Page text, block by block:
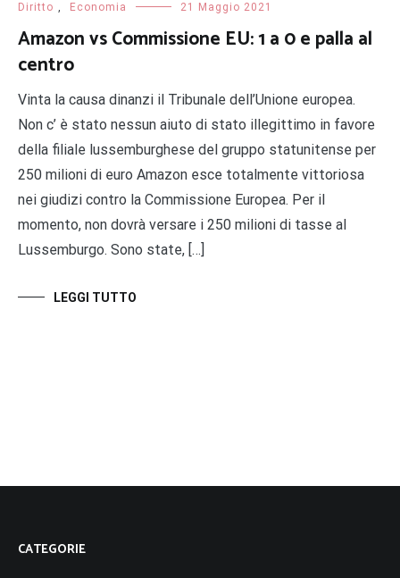
Diritto , Economia 21 Maggio 2021
Amazon vs Commissione EU: 1 a 0 e palla al
centro
Vinta la causa dinanzi il Tribunale dell’Unione europea.
Non c’ è stato nessun aiuto di stato illegittimo in favore
della filiale lussemburghese del gruppo statunitense per
250 milioni di euro Amazon esce totalmente vittoriosa
nei giudizi contro la Commissione Europea. Per il
momento, non dovrà versare i 250 milioni di tasse al
Lussemburgo. Sono state, […]
LEGGI TUTTO
CATEGORIE